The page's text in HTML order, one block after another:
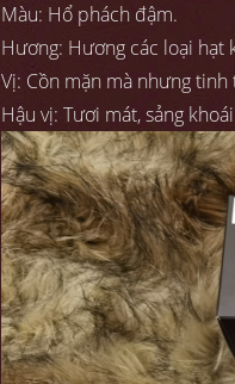
Màu: Hổ phách đậm.
Hương: Hương các loại hạt
Vị: Cồn mặn mà nhưng
Hậu vị: Tươi mát, sảng